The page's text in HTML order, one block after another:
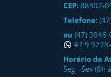
CEP: 88307-
Telefone:
ou (47)
47 9
Horário de
Seg - Sex (8h